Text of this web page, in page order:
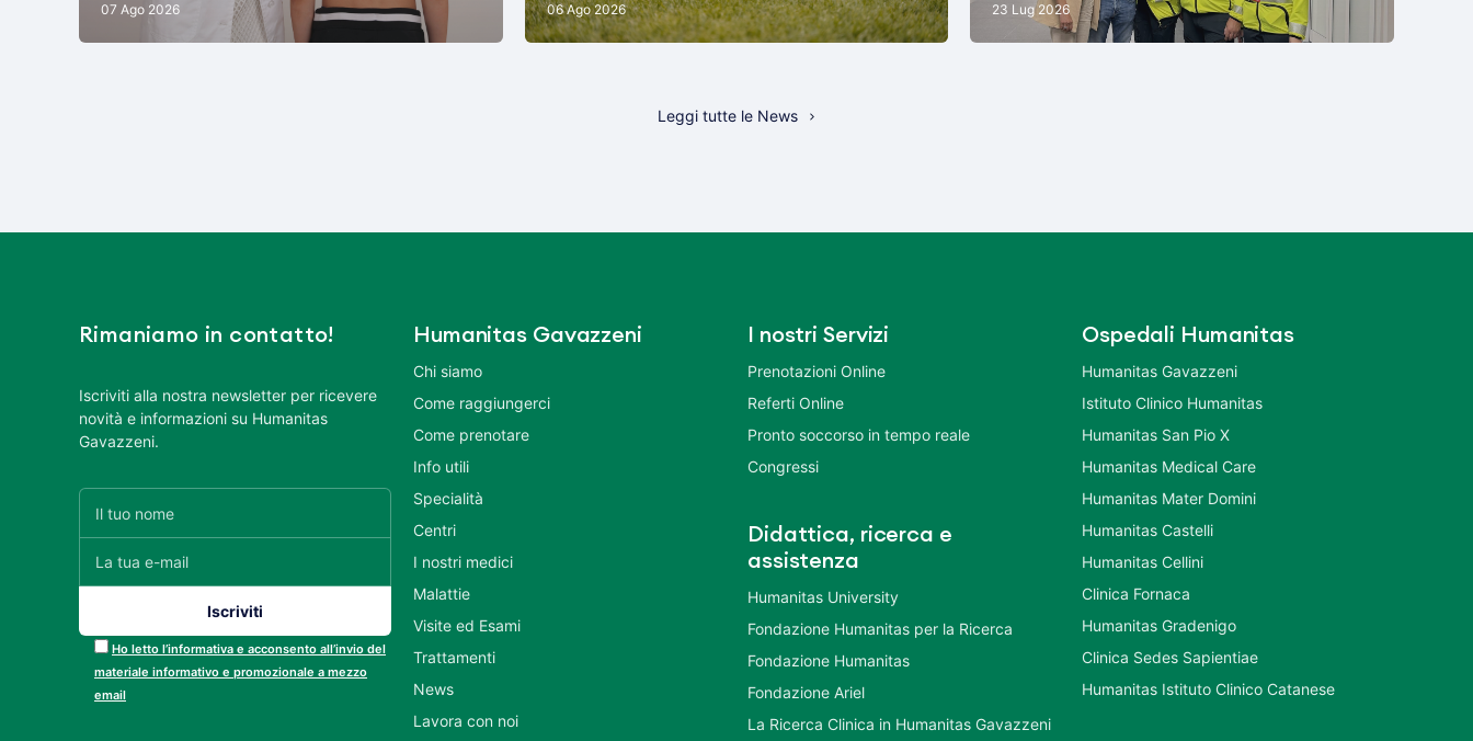
07 Ago 2026 06 Ago 2026 23 Lug 2026
Leggi tutte le News
Rimaniamo in contatto!
Iscriviti alla nostra newsletter per ricevere
novità e informazioni su Humanitas
Gavazzeni.
Ho letto l’informativa e acconsento all’invio del
materiale informativo e promozionale a mezzo
email
Humanitas Gavazzeni
Chi siamo
Come raggiungerci
Come prenotare
Info utili
Specialità
Centri
I nostri medici
Malattie
Visite ed Esami
Trattamenti
News
Lavora con noi
I nostri Servizi
Prenotazioni Online
Referti Online
Pronto soccorso in tempo reale
Congressi
Didattica, ricerca e
assistenza
Humanitas University
Fondazione Humanitas per la Ricerca
Fondazione Humanitas
Fondazione Ariel
La Ricerca Clinica in Humanitas Gavazzeni
Ospedali Humanitas
Humanitas Gavazzeni
Istituto Clinico Humanitas
Humanitas San Pio X
Humanitas Medical Care
Humanitas Mater Domini
Humanitas Castelli
Humanitas Cellini
Clinica Fornaca
Humanitas Gradenigo
Clinica Sedes Sapientiae
Humanitas Istituto Clinico Catanese